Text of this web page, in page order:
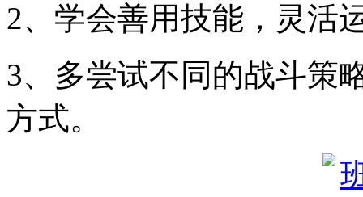
2、学会善用技能，灵活
3、多尝试不同的战斗策
方式。